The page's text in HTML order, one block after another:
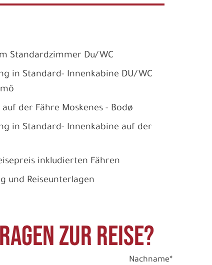
Standardzimmer Du/WC
in Standard- Innenkabine DU/WC
der Fähre Moskenes - Bodø
in Standard- Innenkabine auf der
inkludierten Fähren
und Reiseunterlagen
zur Reise?
Nachname*